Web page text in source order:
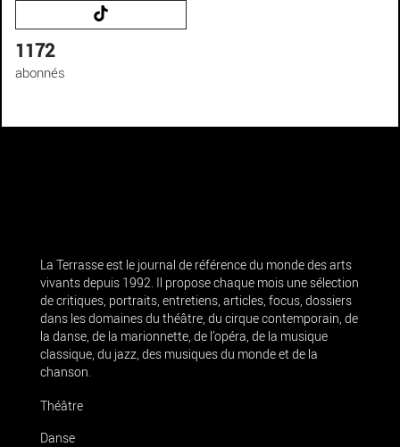
1172
abonnés
La Terrasse est le journal de référence du monde des arts
vivants depuis 1992. Il propose chaque mois une sélection
de critiques, portraits, entretiens, articles, focus, dossiers
dans les domaines du théâtre, du cirque contemporain, de
la danse, de la marionnette, de l’opéra, de la musique
classique, du jazz, des musiques du monde et de la
chanson.
Théâtre
Danse